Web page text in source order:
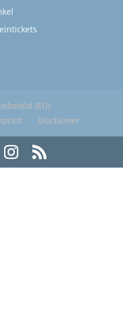
(EU)
Disclaimer